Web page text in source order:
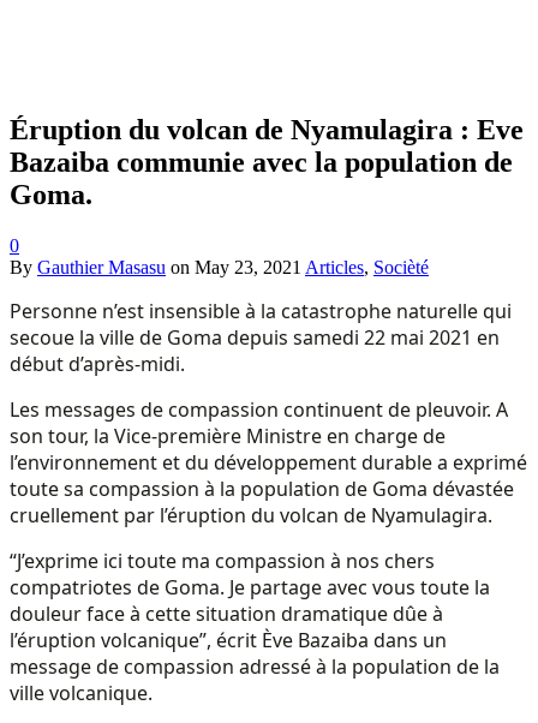
Éruption du volcan de Nyamulagira : Eve
Bazaiba communie avec la population de
Goma.
0
By Gauthier Masasu on May 23, 2021 Articles, Socièté
Personne n’est insensible à la catastrophe naturelle qui
secoue la ville de Goma depuis samedi 22 mai 2021 en
début d’après-midi.
Les messages de compassion continuent de pleuvoir. A
son tour, la Vice-première Ministre en charge de
l’environnement et du développement durable a exprimé
toute sa compassion à la population de Goma dévastée
cruellement par l’éruption du volcan de Nyamulagira.
“J’exprime ici toute ma compassion à nos chers
compatriotes de Goma. Je partage avec vous toute la
douleur face à cette situation dramatique dûe à
l’éruption volcanique”, écrit Ève Bazaiba dans un
message de compassion adressé à la population de la
ville volcanique.